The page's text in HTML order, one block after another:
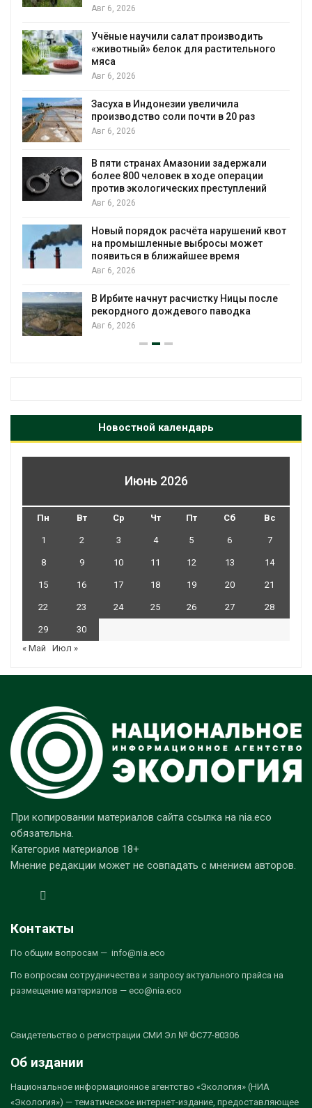
салат производить
для растительного
увеличила
соли почти в 20 раз
Амазонии задержали
в ходе операции
преступлений
расчёта нарушений квот
выбросы может
время
расчистку Ницы после
паводка
Изменение
бабочек по всему
установки
бизнеса
Москвариум
трёхдневным
Авг 5, 2026
проверяют по
Авг 5, 2026
для охраны
Авг 5, 2026
Новостной календарь
Июнь 2026
Пн Вт Ср Чт Пт Сб Вс
1 2 3 4 5 6 7
8 9 10 11 12 13 14
15 16 17 18 19 20 21
22 23 24 25 26 27 28
29
30
« Май
Июл »
При копировании материалов сайта ссылка на nia.eco
обязательна.
Категория материалов 18+
Мнение редакции может не совпадать с мнением авторов.
Контакты
По общим вопросам — info@nia.eco
По вопросам сотрудничества и запросу актуального прайса на
размещение материалов — eco@nia.eco
Свидетельство о регистрации СМИ Эл № ФС77-80306
Об издании
Национальное информационное агентство «Экология» (НИА
«Экология») — тематическое интернет-издание, предоставляющее